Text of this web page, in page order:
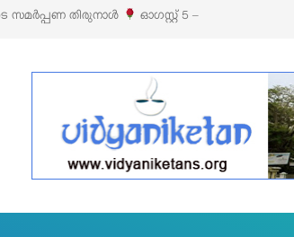
എക്സിബിഷനും സെയിലും ഓഗസ്റ്റ് 8-ന്